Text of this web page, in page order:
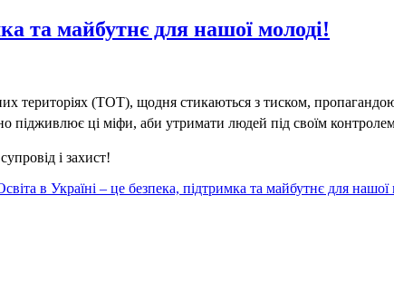
та майбутнє для нашої молоді!
територіях (ТОТ), щодня стикаються з тиском,
підживлює ці міфи, аби утримати людей під своїм
і захист!
в Україні – це безпека, підтримка та майбутнє для нашої